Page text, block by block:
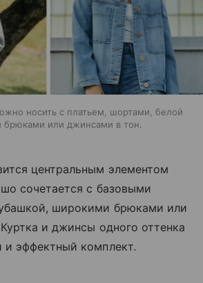
носить с платьем, шортами, белой
или джинсами в тон.
центральным элементом
сочетается с базовыми
широкими брюками или
и джинсы одного оттенка
и эффектный комплект.